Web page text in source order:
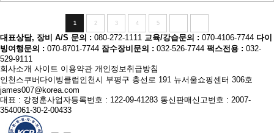
1 2 3 4 5
대표상담, 장비 A/S 문의 : 080-272-1111 교육/강습문의 : 070-4106-7744 다이
빙여행문의 : 070-8701-7744 잠수장비문의 : 032-526-7744 팩스전용 : 032-
529-9111
회사소개 사이트 이용약관 개인정보취급방침
인천스쿠버다이빙클럽 인천시 부평구 충선로 191 뉴서울쇼핑센터 306호
james007@korea.com
대표 : 강정훈사업자등록번호 : 122-09-41283 통신판매신고번호 : 2007-
3540061-30-2-00433